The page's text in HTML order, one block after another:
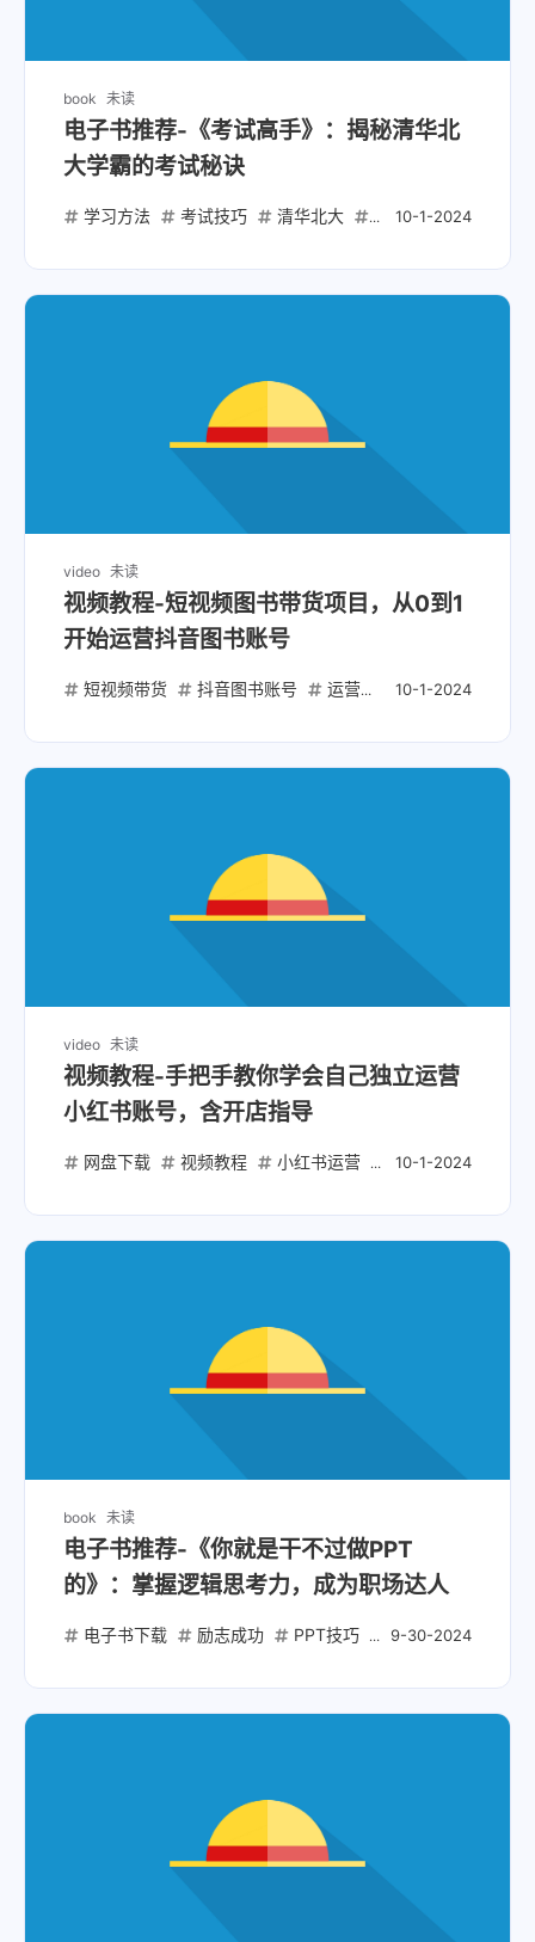
book 未读
电子书推荐-《考试高手》：揭秘清华北
大学霸的考试秘诀
10-1-2024
学习方法 考试技巧 清华北大 考试高手 学霸秘
video 未读
视频教程-短视频图书带货项目，从0到1
开始运营抖音图书账号
10-1-2024
短视频带货 抖音图书账号 运营教程 抖音开店
video 未读
视频教程-手把手教你学会自己独立运营
小红书账号，含开店指导
10-1-2024
网盘下载 视频教程 小红书运营 账号运营
book 未读
电子书推荐-《你就是干不过做PPT
的》：掌握逻辑思考力，成为职场达人
9-30-2024
电子书下载 励志成功 PPT技巧 职场提升